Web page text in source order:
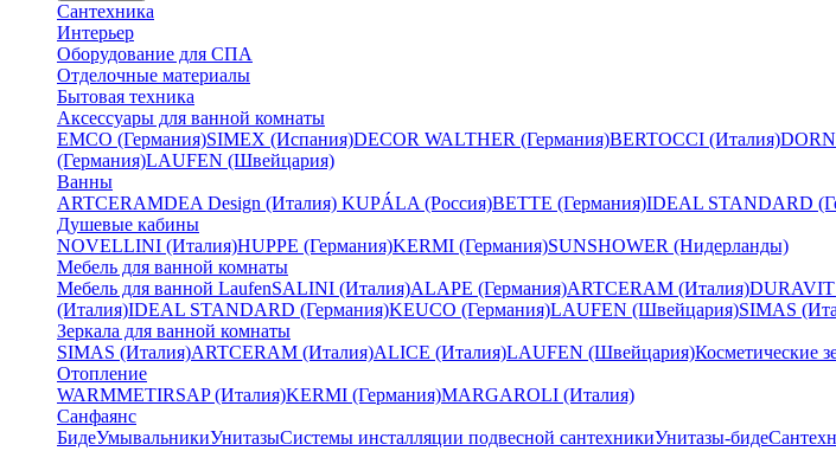
Сантехника
Интерьер
Оборудование для СПА
Отделочные материалы
Бытовая техника
Аксессуары для ванной комнаты
EMCO (Германия)SIMEX (Испания)DECOR WALTHER (Германия)BERTOCCI (Италия)
(Германия)LAUFEN (Швейцария)
Ванны
ARTCERAMDEA Design (Италия) KUPÁLA (Россия)BETTE (Германия)IDEAL STANDARD
Душевые кабины
NOVELLINI (Италия)HUPPE (Германия)KERMI (Германия)SUNSHOWER (Нидерланды)
Мебель для ванной комнаты
Мебель для ванной LaufenSALINI (Италия)ALAPE (Германия)ARTCERAM (Италия)DURAVIT
(Италия)IDEAL STANDARD (Германия)KEUCO (Германия)LAUFEN (Швейцария)SIMAS
Зеркала для ванной комнаты
SIMAS (Италия)ARTCERAM (Италия)ALICE (Италия)LAUFEN (Швейцария)Косметические
Отопление
WARMMETIRSAP (Италия)KERMI (Германия)MARGAROLI (Италия)
Санфаянс
БидеУмывальникиУнитазыСистемы инсталляции подвесной сантехникиУнитазы-биде